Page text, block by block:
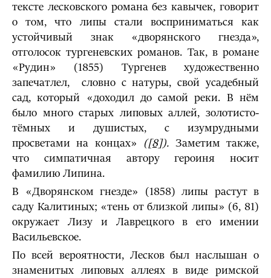
тексте лесковского романа без кавычек, говорит
о том, что липы стали восприниматься как
устойчивый знак «дворянского гнезда»,
отголосок тургеневских романов. Так, в романе
«Рудин» (1855) Тургенев художественно
запечатлел, словно с натуры, свой усадебный
сад, который «доходил до самой реки. В нём
было много старых липовых аллей, золотисто-
тёмных и душистых, с изумрудными
просветами на концах» ([8]). Заметим также,
что симпатичная автору героиня носит
фамилию Липина.
В «Дворянском гнезде» (1858) липы растут в
саду Калитиных; «тень от близкой липы» (6, 81)
окружает Лизу и Лаврецкого в его имении
Васильевское.
По всей вероятности, Лесков был наслышан о
знаменитых липовых аллеях в виде римской